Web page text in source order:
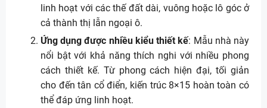
linh hoạt với các thế đất dài, vuông hoặc lô góc ở
cả thành thị lẫn ngoại ô.
Ứng dụng được nhiều kiểu thiết kế: Mẫu nhà này
nổi bật với khả năng thích nghi với nhiều phong
cách thiết kế. Từ phong cách hiện đại, tối giản
cho đến tân cổ điển, kiến trúc 8×15 hoàn toàn có
thể đáp ứng linh hoạt.